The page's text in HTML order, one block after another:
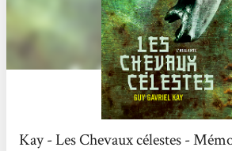
Kay - Les Chevaux célestes -